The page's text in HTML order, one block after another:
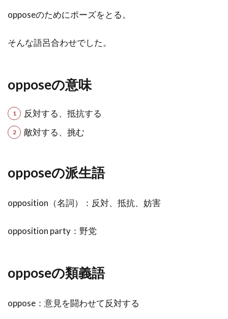
opposeのためにポーズをとる。
そんな語呂合わせでした。
opposeの意味
反対する、抵抗する
敵対する、挑む
opposeの派生語
opposition（名詞）：反対、抵抗、妨害
opposition party：野党
opposeの類義語
oppose：意見を闘わせて反対する